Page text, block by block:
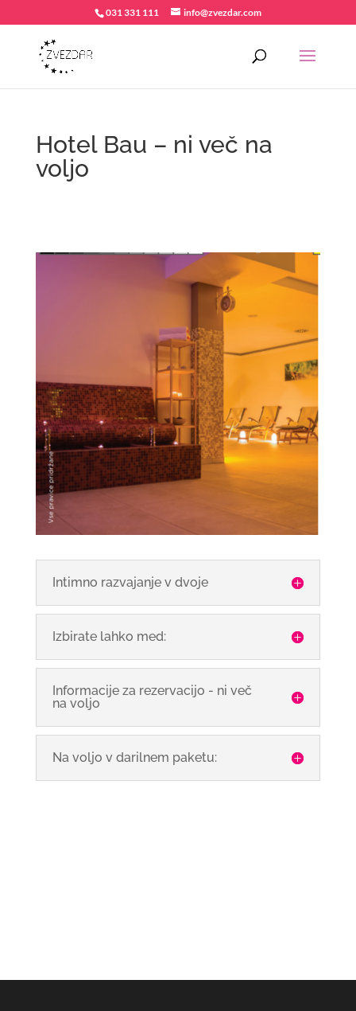
031 331 111 info@zvezdar.com
Hotel Bau – ni več na
voljo
Intimno razvajanje v dvoje
Izbirate lahko med:
Informacije za rezervacijo - ni več
na voljo
Na voljo v darilnem paketu: